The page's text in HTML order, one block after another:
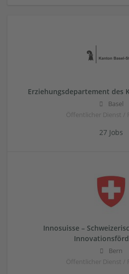
Erziehungsdepartement des
Basel
Öffentlicher Dienst /
27 Jobs
Innosuisse –
Bern
Öffentlicher Dienst /